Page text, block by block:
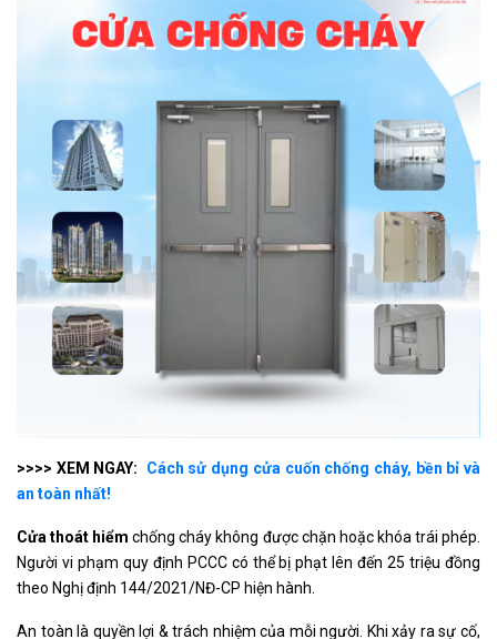
>>>> XEM NGAY: Cách sử dụng cửa cuốn chống cháy, bền bỉ và
an toàn nhất!
Cửa thoát hiểm chống cháy không được chặn hoặc khóa trái phép.
Người vi phạm quy định PCCC có thể bị phạt lên đến 25 triệu đồng
theo Nghị định 144/2021/NĐ-CP hiện hành.
An toàn là quyền lợi & trách nhiệm của mỗi người. Khi xảy ra sự cố,